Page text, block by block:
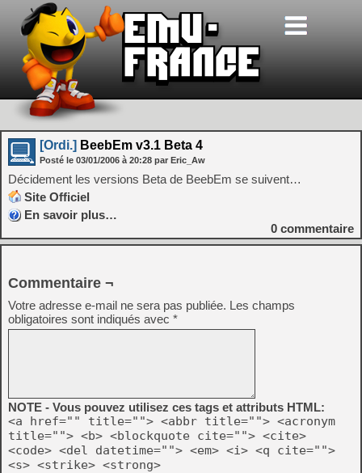
[Ordi.] BeebEm v3.1 Beta 4
Posté le 03/01/2006 à 20:28 par Eric_Aw
Décidement les versions Beta de BeebEm se suivent…
Site Officiel
En savoir plus…
0 commentaire
Commentaire ¬
Votre adresse e-mail ne sera pas publiée. Les champs
obligatoires sont indiqués avec *
NOTE - Vous pouvez utilisez ces tags et attributs HTML:
<a href="" title=""> <abbr title=""> <acronym
title=""> <b> <blockquote cite=""> <cite>
<code> <del datetime=""> <em> <i> <q cite="">
<s> <strike> <strong>